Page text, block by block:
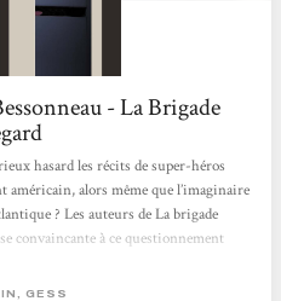
- La Brigade
hasard les récits de super-héros
alors même que l’imaginaire
? Les auteurs de La brigade
convaincante à ce questionnement
à l’issue de la Deuxième Guerre
GESS